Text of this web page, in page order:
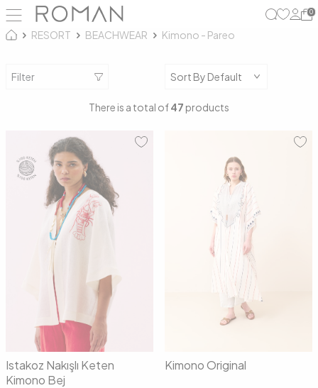
0
RESORT BEACHWEAR Kimono - Pareo
Filter
There is a total of47 products
02
Istakoz Nakışlı Keten
Kimono Bej
00
Kimono Original